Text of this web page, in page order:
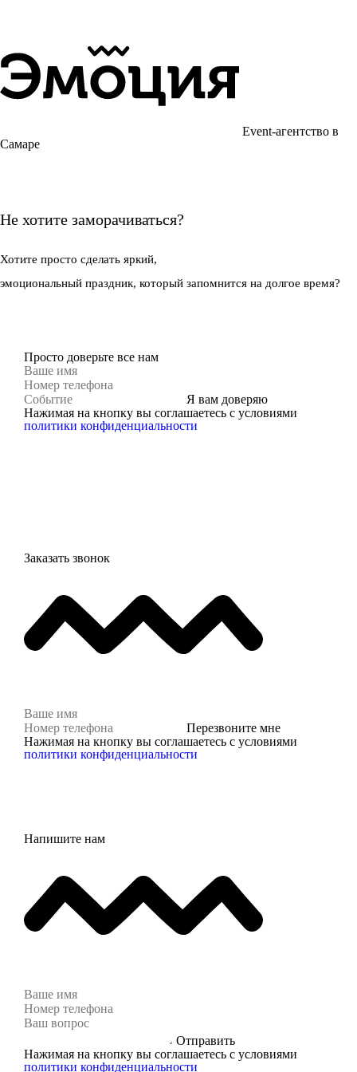
Event-агентство в
Самаре
Не хотите заморачиваться?
Хотите просто сделать яркий,
эмоциональный праздник, который запомнится на долгое время?
Просто доверьте все нам
Я вам доверяю
Нажимая на кнопку вы соглашаетесь с условиями
политики конфиденциальности
Заказать звонок
Перезвоните мне
Нажимая на кнопку вы соглашаетесь с условиями
политики конфиденциальности
Напишите нам
Отправить
Нажимая на кнопку вы соглашаетесь с условиями
политики конфиденциальности